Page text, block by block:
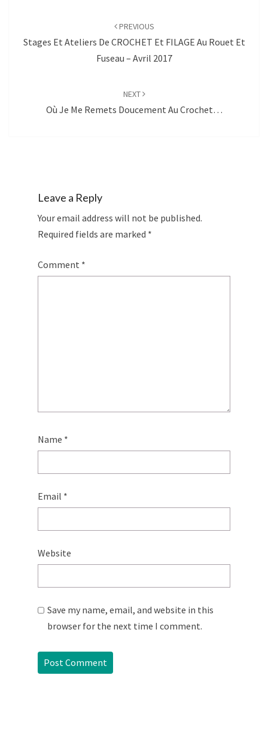
PREVIOUS
Stages Et Ateliers De CROCHET Et FILAGE Au Rouet Et
Fuseau – Avril 2017
NEXT
Où Je Me Remets Doucement Au Crochet…
Leave a Reply
Your email address will not be published.
Required fields are marked *
Comment *
Name *
Email *
Website
Save my name, email, and website in this
browser for the next time I comment.